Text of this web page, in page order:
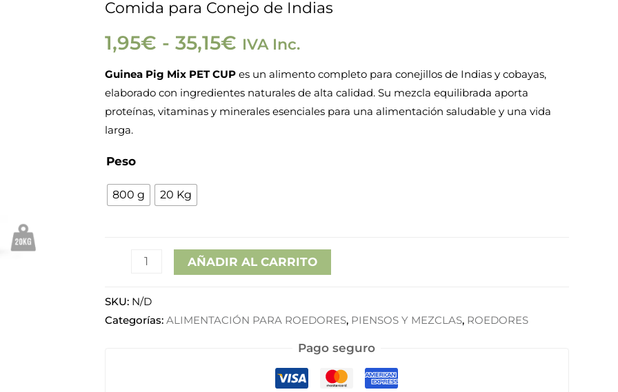
Comida para Conejo de Indias
1,95€ - 35,15€
de
precios:
desde
IVA Inc.
Guinea Pig Mix PET CUPes un alimento completo para conejillos de Indias y cobayas,
elaborado con ingredientes naturales de alta calidad. Su mezcla equilibrada aporta
proteínas, vitaminas y minerales esenciales para una alimentación saludable y una vida
larga.
Peso
800 g 20 Kg
Conejo
de
cantidad
AÑADIR AL CARRITO
SKU: N/D
Categorías: ALIMENTACIÓN PARA ROEDORES, PIENSOS Y MEZCLAS, ROEDORES
Pago seguro